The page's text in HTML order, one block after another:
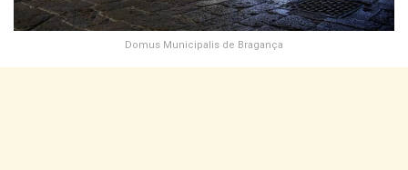
Domus Municipalis de Bragança